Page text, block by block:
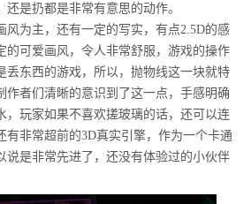
是扔都是非常有意思的动作。
风为主，还有一定的写实，有点2.5D的感
的可爱画风，令人非常舒服，游戏的操作
丢东西的游戏，所以，抛物线这一块就特
作者们清晰的意识到了这一点，手感明确
，玩家如果不喜欢搓玻璃的话，还可以连
有非常超前的3D真实引擎，作为一个卡通
说是非常先进了，还没有体验过的小伙伴